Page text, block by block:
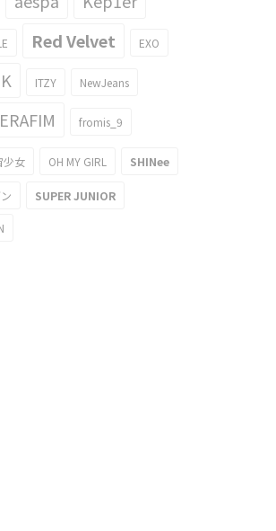
Red Velvet EXO
ITZY NewJeans
fromis_9
少女 OH MY GIRL SHINee
SUPER JUNIOR